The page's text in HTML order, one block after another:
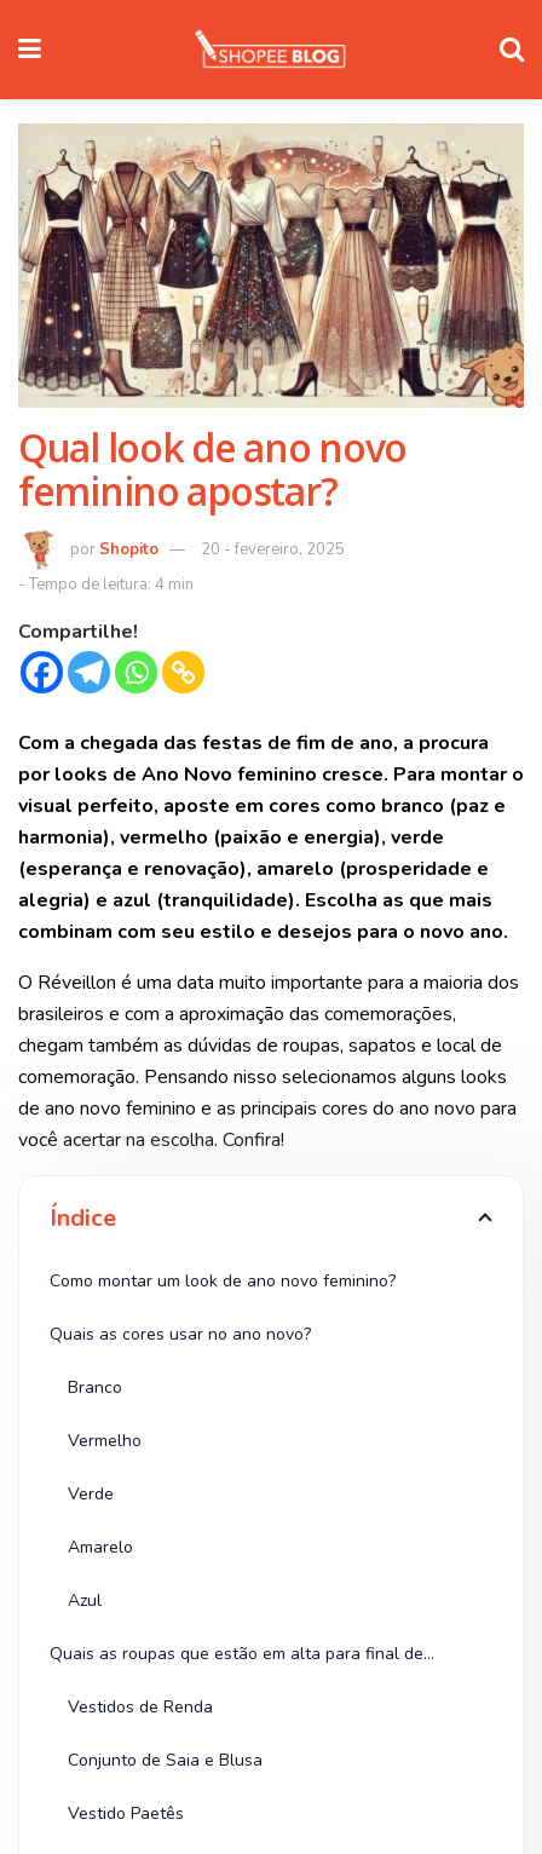
Qual look de ano novo
feminino apostar?
Shopito 20 - fevereiro, 2025
Compartilhe!
Com a chegada das festas de fim de ano, a procura
por looks de Ano Novo feminino cresce. Para montar o
visual perfeito, aposte em cores como branco (paz e
harmonia), vermelho (paixão e energia), verde
(esperança e renovação), amarelo (prosperidade e
alegria) e azul (tranquilidade). Escolha as que mais
combinam com seu estilo e desejos para o novo ano.
O Réveillon é uma data muito importante para a maioria dos
brasileiros e com a aproximação das comemorações,
chegam também as dúvidas de roupas, sapatos e local de
comemoração. Pensando nisso selecionamos alguns looks
de ano novo feminino e as principais cores do ano novo para
você acertar na escolha. Confira!
Índice
Como montar um look de ano novo feminino?
Quais as cores usar no ano novo?
Branco
Vermelho
Verde
Amarelo
Azul
Quais as roupas que estão em alta para final de ano?
Vestidos de Renda
Conjunto de Saia e Blusa
Vestido Paetês